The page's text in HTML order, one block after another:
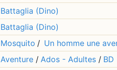
Battaglia (Dino)
Battaglia (Dino)
Mosquito / Un homme une
Aventure / Ados - Adultes / BD